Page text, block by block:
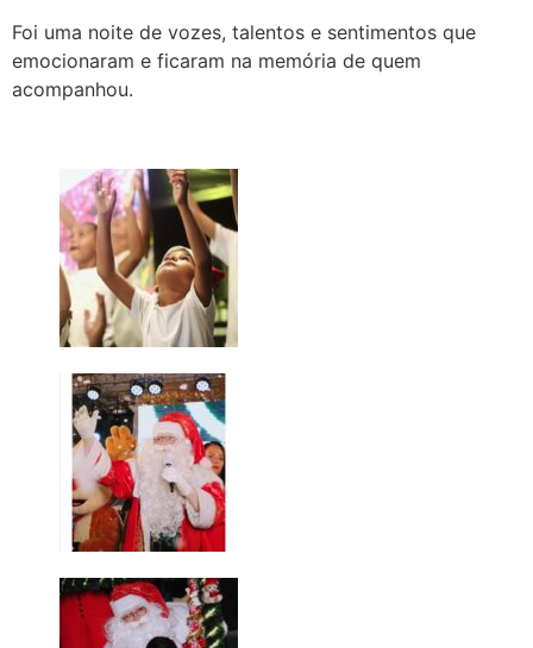
Foi uma noite de vozes, talentos e sentimentos que
emocionaram e ficaram na memória de quem
acompanhou.